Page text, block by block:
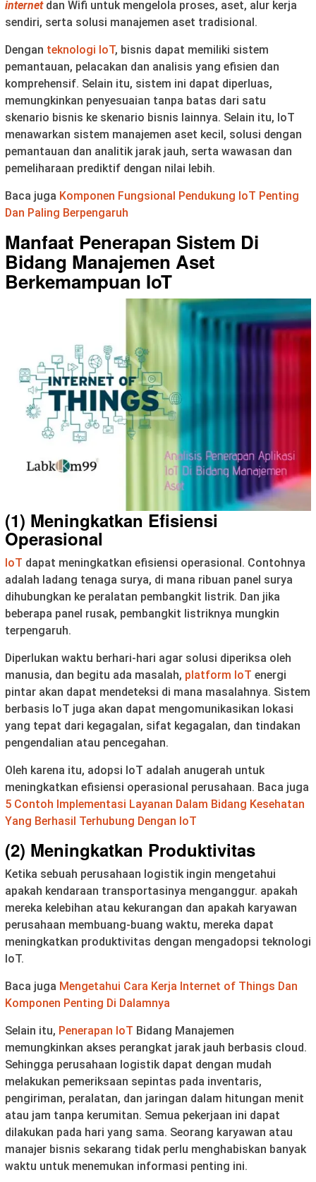
internetdan Wifi untuk mengelola proses, aset, alur kerja
sendiri, serta solusi manajemen aset tradisional.
Dengan teknologi IoT, bisnis dapat memiliki sistem
pemantauan, pelacakan dan analisis yang efisien dan
komprehensif. Selain itu, sistem ini dapat diperluas,
memungkinkan penyesuaian tanpa batas dari satu
skenario bisnis ke skenario bisnis lainnya. Selain itu, IoT
menawarkan sistem manajemen aset kecil, solusi dengan
pemantauan dan analitik jarak jauh, serta wawasan dan
pemeliharaan prediktif dengan nilai lebih.
Baca juga Komponen Fungsional Pendukung IoT Penting
Dan Paling Berpengaruh
Manfaat Penerapan Sistem Di
Bidang Manajemen Aset
Berkemampuan IoT
(1) Meningkatkan Efisiensi
Operasional
IoT dapat meningkatkan efisiensi operasional. Contohnya
adalah ladang tenaga surya, di mana ribuan panel surya
dihubungkan ke peralatan pembangkit listrik. Dan jika
beberapa panel rusak, pembangkit listriknya mungkin
terpengaruh.
Diperlukan waktu berhari-hari agar solusi diperiksa oleh
manusia, dan begitu ada masalah, platform IoT energi
pintar akan dapat mendeteksi di mana masalahnya. Sistem
berbasis IoT juga akan dapat mengomunikasikan lokasi
yang tepat dari kegagalan, sifat kegagalan, dan tindakan
pengendalian atau pencegahan.
Oleh karena itu, adopsi IoT adalah anugerah untuk
meningkatkan efisiensi operasional perusahaan. Baca juga
5 Contoh Implementasi Layanan Dalam Bidang Kesehatan
Yang Berhasil Terhubung Dengan IoT
(2) Meningkatkan Produktivitas
Ketika sebuah perusahaan logistik ingin mengetahui
apakah kendaraan transportasinya menganggur. apakah
mereka kelebihan atau kekurangan dan apakah karyawan
perusahaan membuang-buang waktu, mereka dapat
meningkatkan produktivitas dengan mengadopsi teknologi
IoT.
Baca juga Mengetahui Cara Kerja Internet of Things Dan
Komponen Penting Di Dalamnya
Selain itu, Penerapan IoT Bidang Manajemen
memungkinkan akses perangkat jarak jauh berbasis cloud.
Sehingga perusahaan logistik dapat dengan mudah
melakukan pemeriksaan sepintas pada inventaris,
pengiriman, peralatan, dan jaringan dalam hitungan menit
atau jam tanpa kerumitan. Semua pekerjaan ini dapat
dilakukan pada hari yang sama. Seorang karyawan atau
manajer bisnis sekarang tidak perlu menghabiskan banyak
waktu untuk menemukan informasi penting ini.